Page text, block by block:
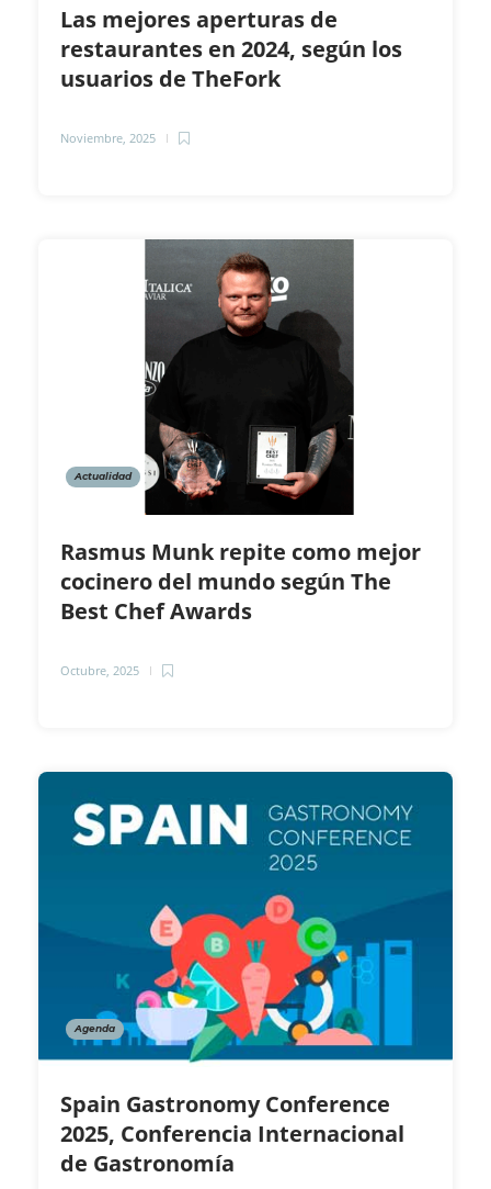
Las mejores aperturas de
restaurantes en 2024, según los
usuarios de TheFork
Noviembre, 2025
Actualidad
Rasmus Munk repite como mejor
cocinero del mundo según The
Best Chef Awards
Octubre, 2025
Agenda
Spain Gastronomy Conference
2025, Conferencia Internacional
de Gastronomía